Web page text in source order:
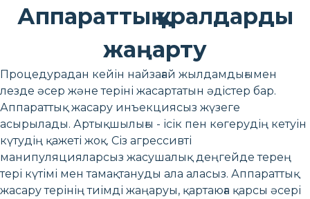
Аппараттық құралдарды
жаңарту
Процедурадан кейін найзағай жылдамдығымен
лезде әсер және теріні жасартатын әдістер бар.
Аппараттық жасару инъекциясыз жүзеге
асырылады. Артықшылығы - ісік пен көгерудің кетуін
күтудің қажеті жоқ. Сіз агрессивті
манипуляцияларсыз жасушалық деңгейде терең
тері күтімі мен тамақтануды ала аласыз. Аппараттық
жасару терінің тиімді жаңаруы, қартаюға қарсы әсері